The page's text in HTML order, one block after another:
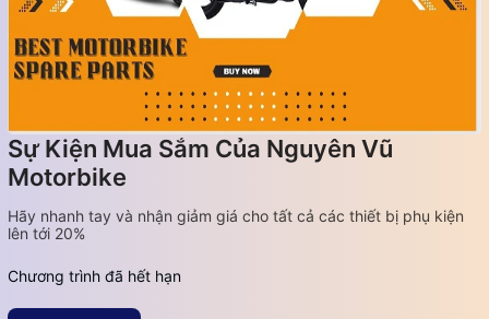
Sự Kiện Mua Sắm Của Nguyên Vũ
Motorbike
Hãy nhanh tay và nhận giảm giá cho tất cả các thiết bị phụ kiện
lên tới 20%
Chương trình đã hết hạn